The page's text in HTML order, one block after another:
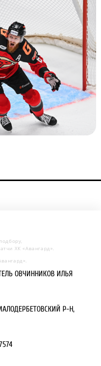
ХК «Авангард».
ОВЧИННИКОВ ИЛЬЯ
Р-Н,